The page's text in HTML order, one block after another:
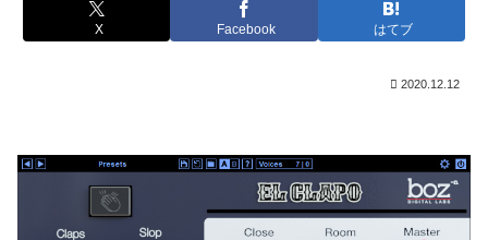
X Facebook はてブ
2020.12.12